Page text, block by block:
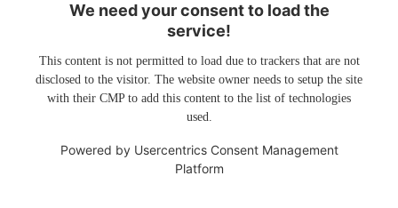
We need your consent to load the
service!
This content is not permitted to load due to trackers that are not
disclosed to the visitor. The website owner needs to setup the site
with their CMP to add this content to the list of technologies
used.
Powered by Usercentrics Consent Management
Platform